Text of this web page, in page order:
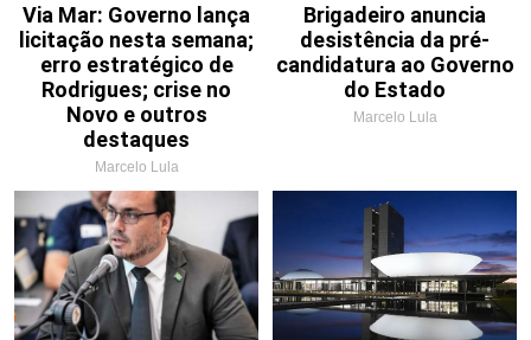
Via Mar: Governo lança
licitação nesta semana;
erro estratégico de
Rodrigues; crise no
Novo e outros
destaques
Marcelo Lula
Brigadeiro anuncia
desistência da pré-
candidatura ao Governo
do Estado
Marcelo Lula